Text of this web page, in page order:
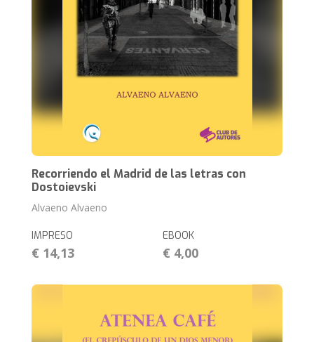
Recorriendo el Madrid de las letras con
Dostoievski
Alvaeno Alvaeno
IMPRESO
€ 14,13
EBOOK
€ 4,00